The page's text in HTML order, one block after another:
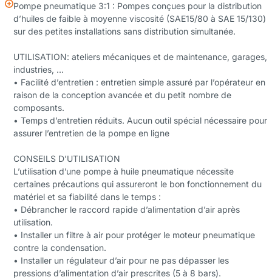
Pompe pneumatique 3:1 : Pompes conçues pour la distribution
d’huiles de faible à moyenne viscosité (SAE15/80 à SAE 15/130)
sur des petites installations sans distribution simultanée.
UTILISATION: ateliers mécaniques et de maintenance, garages,
industries, …
• Facilité d’entretien : entretien simple assuré par l’opérateur en
raison de la conception avancée et du petit nombre de
composants.
• Temps d’entretien réduits. Aucun outil spécial nécessaire pour
assurer l’entretien de la pompe en ligne
CONSEILS D’UTILISATION
L’utilisation d’une pompe à huile pneumatique nécessite
certaines précautions qui assureront le bon fonctionnement du
matériel et sa fiabilité dans le temps :
• Débrancher le raccord rapide d’alimentation d’air après
utilisation.
• Installer un filtre à air pour protéger le moteur pneumatique
contre la condensation.
• Installer un régulateur d’air pour ne pas dépasser les
pressions d’alimentation d’air prescrites (5 à 8 bars).